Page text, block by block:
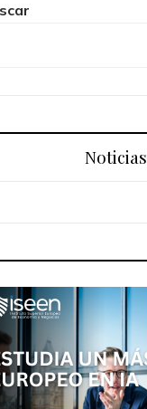
Noticias